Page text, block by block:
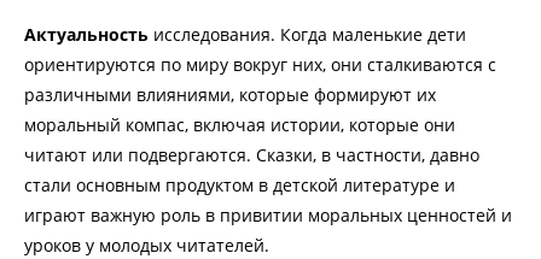
Актуальность исследования. Когда маленькие дети
ориентируются по миру вокруг них, они сталкиваются с
различными влияниями, которые формируют их
моральный компас, включая истории, которые они
читают или подвергаются. Сказки, в частности, давно
стали основным продуктом в детской литературе и
играют важную роль в привитии моральных ценностей и
уроков у молодых читателей.